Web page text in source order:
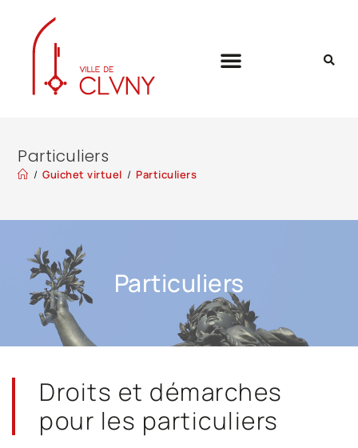
Particuliers
/ Guichet virtuel / Particuliers
Particuliers
Droits et démarches
pour les particuliers